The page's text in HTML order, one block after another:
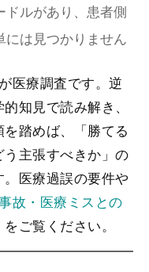
ドルがあり、患者側
には見つかりません
医療調査です。逆
知見で読み解き、
踏めば、「勝てる
主張すべきか」の
医療過誤の要件や
故・医療ミスとの
をご覧ください。